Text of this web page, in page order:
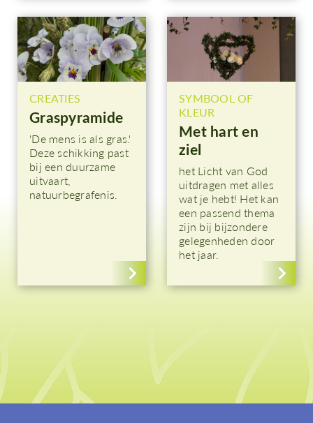
CREATIES
Graspyramide
'De mens is als gras.'
Deze schikking past
bij een duurzame
uitvaart,
natuurbegrafenis.
SYMBOOL OF
KLEUR
Met hart en
ziel
het Licht van God
uitdragen met alles
wat je hebt! Het kan
een passend thema
zijn bij bijzondere
gelegenheden door
het jaar.